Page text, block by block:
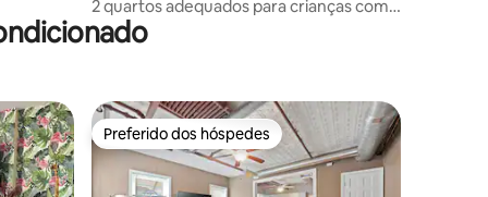
2 quartos adequados para crianças com
escritório privativo
hóspedes Preferido dos hóspedes
Preferido dos hóspedes